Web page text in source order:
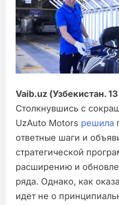
Vaib.uz (Узбекистан.
Столкнувшись с
UzAuto Motors решила
ответные шаги и
стратегической
расширению и
ряда. Однако, как
идет не о